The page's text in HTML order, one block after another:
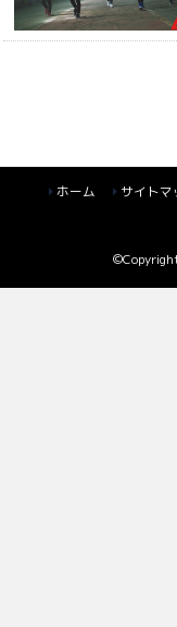
ホーム サイトマ